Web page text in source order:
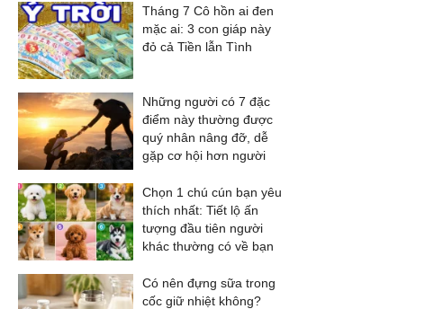
Tháng 7 Cô hồn ai đen
mặc ai: 3 con giáp này
đỏ cả Tiền lẫn Tình
Những người có 7 đặc
điểm này thường được
quý nhân nâng đỡ, dễ
gặp cơ hội hơn người
Chọn 1 chú cún bạn yêu
thích nhất: Tiết lộ ấn
tượng đầu tiên người
khác thường có về bạn
Có nên đựng sữa trong
cốc giữ nhiệt không?